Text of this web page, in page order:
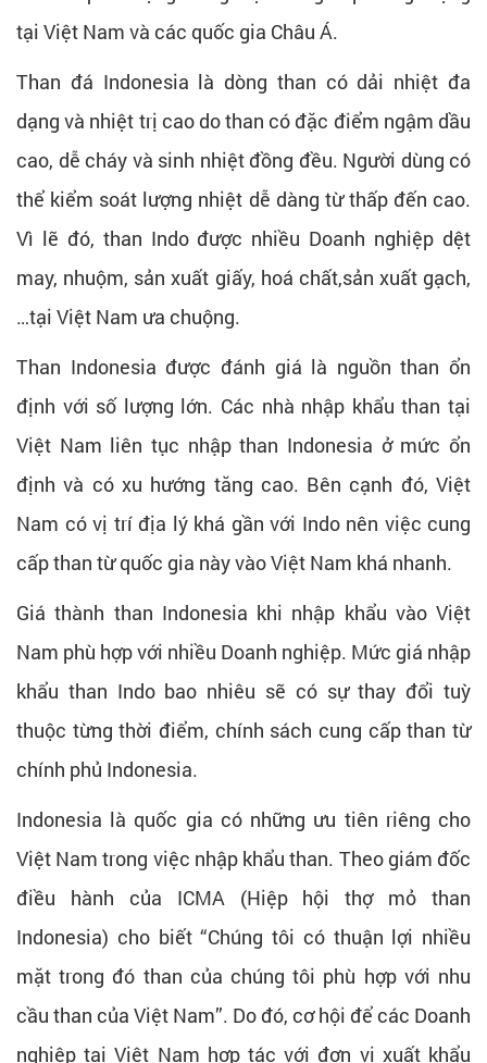
tại Việt Nam và các quốc gia Châu Á.
Than đá Indonesia là dòng than có dải nhiệt đa
dạng và nhiệt trị cao do than có đặc điểm ngậm dầu
cao, dễ cháy và sinh nhiệt đồng đều. Người dùng có
thể kiểm soát lượng nhiệt dễ dàng từ thấp đến cao.
Vì lẽ đó, than Indo được nhiều Doanh nghiệp dệt
may, nhuộm, sản xuất giấy, hoá chất,sản xuất gạch,
…tại Việt Nam ưa chuộng.
Than Indonesia được đánh giá là nguồn than ổn
định với số lượng lớn. Các nhà nhập khẩu than tại
Việt Nam liên tục nhập than Indonesia ở mức ổn
định và có xu hướng tăng cao. Bên cạnh đó, Việt
Nam có vị trí địa lý khá gần với Indo nên việc cung
cấp than từ quốc gia này vào Việt Nam khá nhanh.
Giá thành than Indonesia khi nhập khẩu vào Việt
Nam phù hợp với nhiều Doanh nghiệp. Mức giá nhập
khẩu than Indo bao nhiêu sẽ có sự thay đổi tuỳ
thuộc từng thời điểm, chính sách cung cấp than từ
chính phủ Indonesia.
Indonesia là quốc gia có những ưu tiên riêng cho
Việt Nam trong việc nhập khẩu than. Theo giám đốc
điều hành của ICMA (Hiệp hội thợ mỏ than
Indonesia) cho biết “Chúng tôi có thuận lợi nhiều
mặt trong đó than của chúng tôi phù hợp với nhu
cầu than của Việt Nam”. Do đó, cơ hội để các Doanh
nghiệp tại Việt Nam hợp tác với đơn vị xuất khẩu